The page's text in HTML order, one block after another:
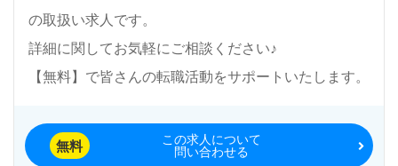
の取扱い求人です。
詳細に関してお気軽にご相談ください♪
【無料】で皆さんの転職活動をサポートいたします。
無料
この求人について
問い合わせる